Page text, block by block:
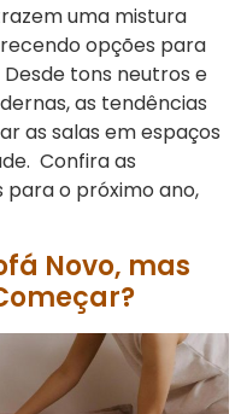
uma mistura
opções para
tons neutros e
as tendências
as salas em espaços
Confira as
o próximo ano,
Novo, mas